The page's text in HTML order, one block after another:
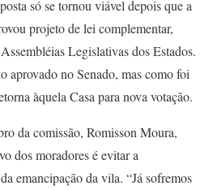
só se tornou viável depois que a
projeto de lei complementar,
Legislativas dos Estados.
aprovado no Senado, mas como foi
àquela Casa para nova votação.
da comissão, Romisson Moura,
dos moradores é evitar a
emancipação da vila. “Já sofremos